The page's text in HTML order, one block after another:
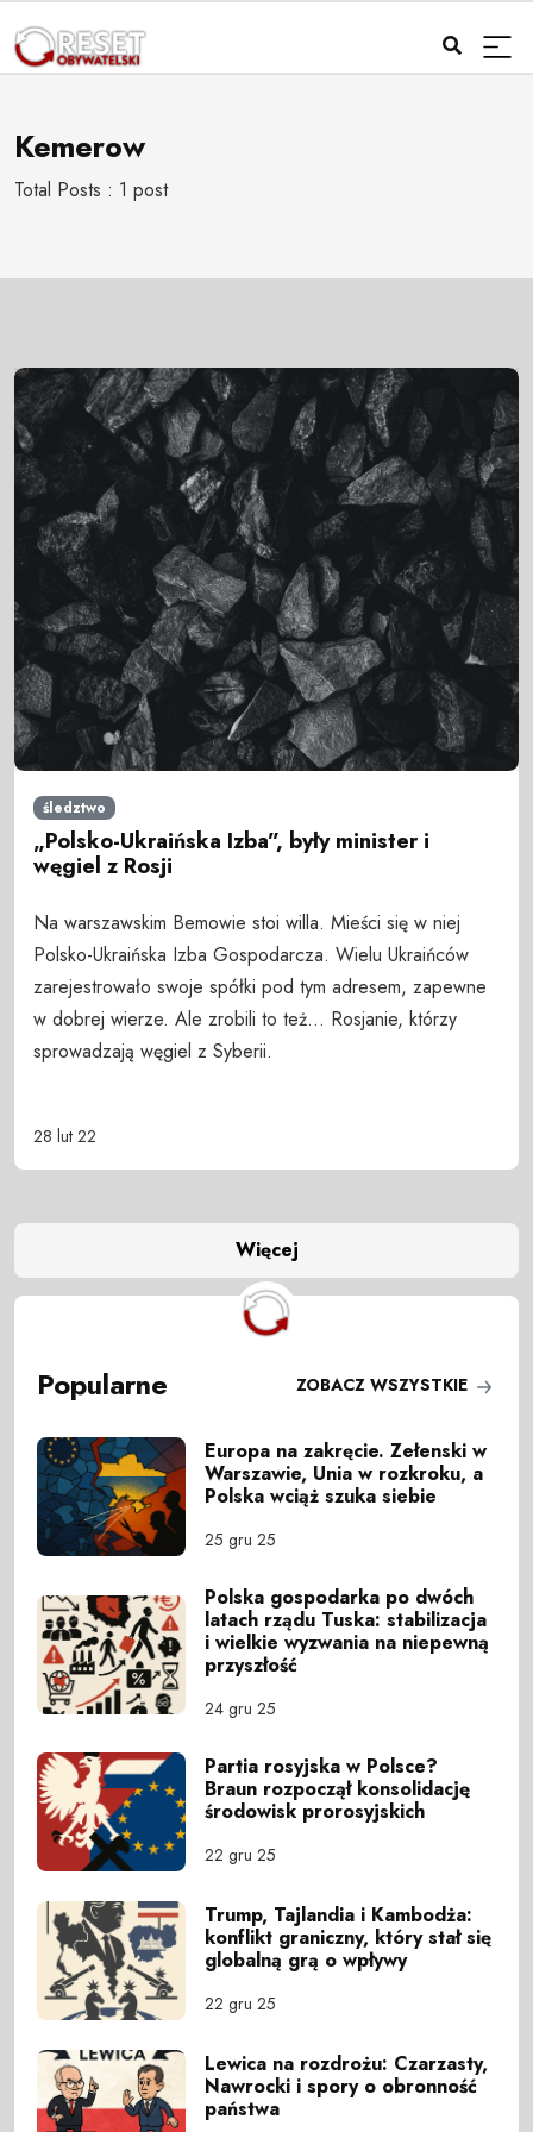
Kemerow
Total Posts : 1 post
śledztwo
„Polsko-Ukraińska Izba”, były minister i
węgiel z Rosji
Na warszawskim Bemowie stoi willa. Mieści się w niej
Polsko-Ukraińska Izba Gospodarcza. Wielu Ukraińców
zarejestrowało swoje spółki pod tym adresem, zapewne
w dobrej wierze. Ale zrobili to też... Rosjanie, którzy
sprowadzają węgiel z Syberii.
28 lut 22
Więcej
Popularne ZOBACZ WSZYSTKIE
Europa na zakręcie. Zełenski w
Warszawie, Unia w rozkroku, a
Polska wciąż szuka siebie
25 gru 25
Polska gospodarka po dwóch
latach rządu Tuska: stabilizacja
i wielkie wyzwania na niepewną
przyszłość
24 gru 25
Partia rosyjska w Polsce?
Braun rozpoczął konsolidację
środowisk prorosyjskich
22 gru 25
Trump, Tajlandia i Kambodża:
konflikt graniczny, który stał się
globalną grą o wpływy
22 gru 25
Lewica na rozdrożu: Czarzasty,
Nawrocki i spory o obronność
państwa